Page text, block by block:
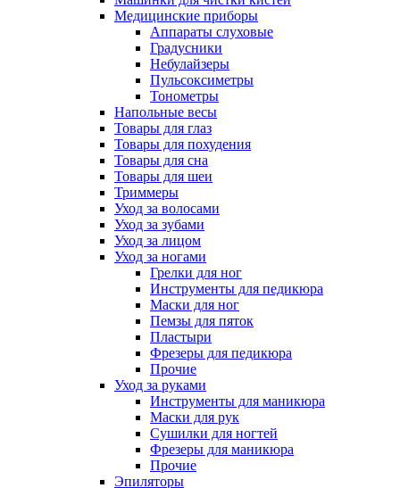
Медицинские приборы
Аппараты слуховые
Градусники
Небулайзеры
Пульсоксиметры
Тонометры
Напольные весы
Товары для глаз
Товары для похудения
Товары для сна
Товары для шеи
Триммеры
Уход за волосами
Уход за зубами
Уход за лицом
Уход за ногами
Грелки для ног
Инструменты для педикюра
Маски для ног
Пемзы для пяток
Пластыри
Фрезеры для педикюра
Прочие
Уход за руками
Инструменты для маникюра
Маски для рук
Сушилки для ногтей
Фрезеры для маникюра
Прочие
Эпиляторы